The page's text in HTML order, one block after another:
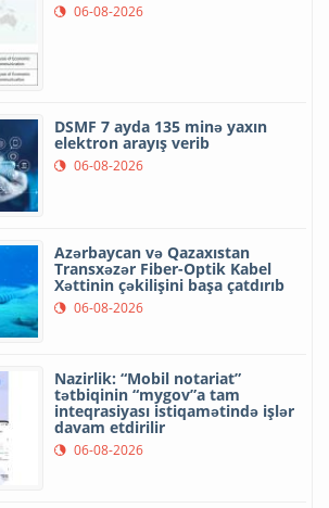
06-08-2026
DSMF 7 ayda 135 minə yaxın
elektron arayış verib
06-08-2026
Azərbaycan və Qazaxıstan
Transxəzər Fiber-Optik Kabel
Xəttinin çəkilişini başa çatdırıb
06-08-2026
Nazirlik: “Mobil notariat”
tətbiqinin “mygov”a tam
inteqrasiyası istiqamətində işlər
davam etdirilir
06-08-2026